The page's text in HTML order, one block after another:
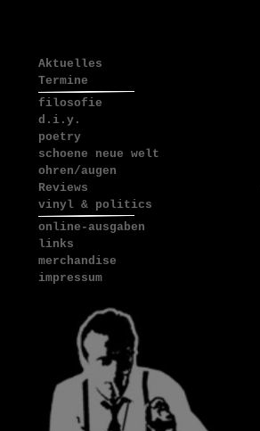
Aktuelles
Termine
filosofie
d.i.y.
poetry
schoene neue welt
ohren/augen
Reviews
vinyl & politics
online-ausgaben
links
merchandise
impressum